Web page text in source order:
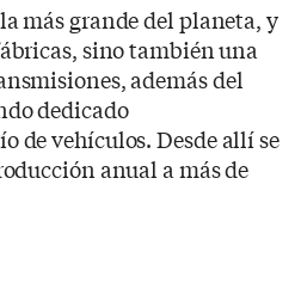
más grande del planeta, y
sino también una
además del
dedicado
de vehículos. Desde allí se
anual a más de